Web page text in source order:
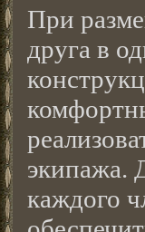
При
друга в
экипажа.
каждого